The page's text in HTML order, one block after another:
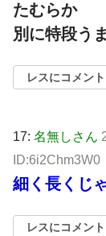
たむらか
別に特段う
レスにコメント
17: 名無しさん
ID:6i2Chm3W0
細く長くじ
レスにコメント